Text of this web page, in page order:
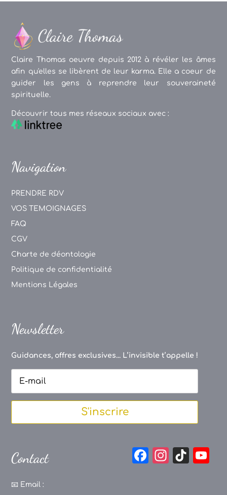
Claire Thomas oeuvre depuis 2012 à révéler les âmes
afin qu'elles se libèrent de leur karma. Elle a coeur de
guider les gens à reprendre leur souveraineté
spirituelle.
Découvrir tous mes réseaux sociaux avec :
Navigation
PRENDRE RDV
VOS TEMOIGNAGES
FAQ
CGV
Charte de déontologie
Politique de confidentialité
Mentions Légales
Newsletter
Guidances, offres exclusives... L’invisible t’appelle !
S'inscrire
Contact
📧 Email :
F
In
Ti